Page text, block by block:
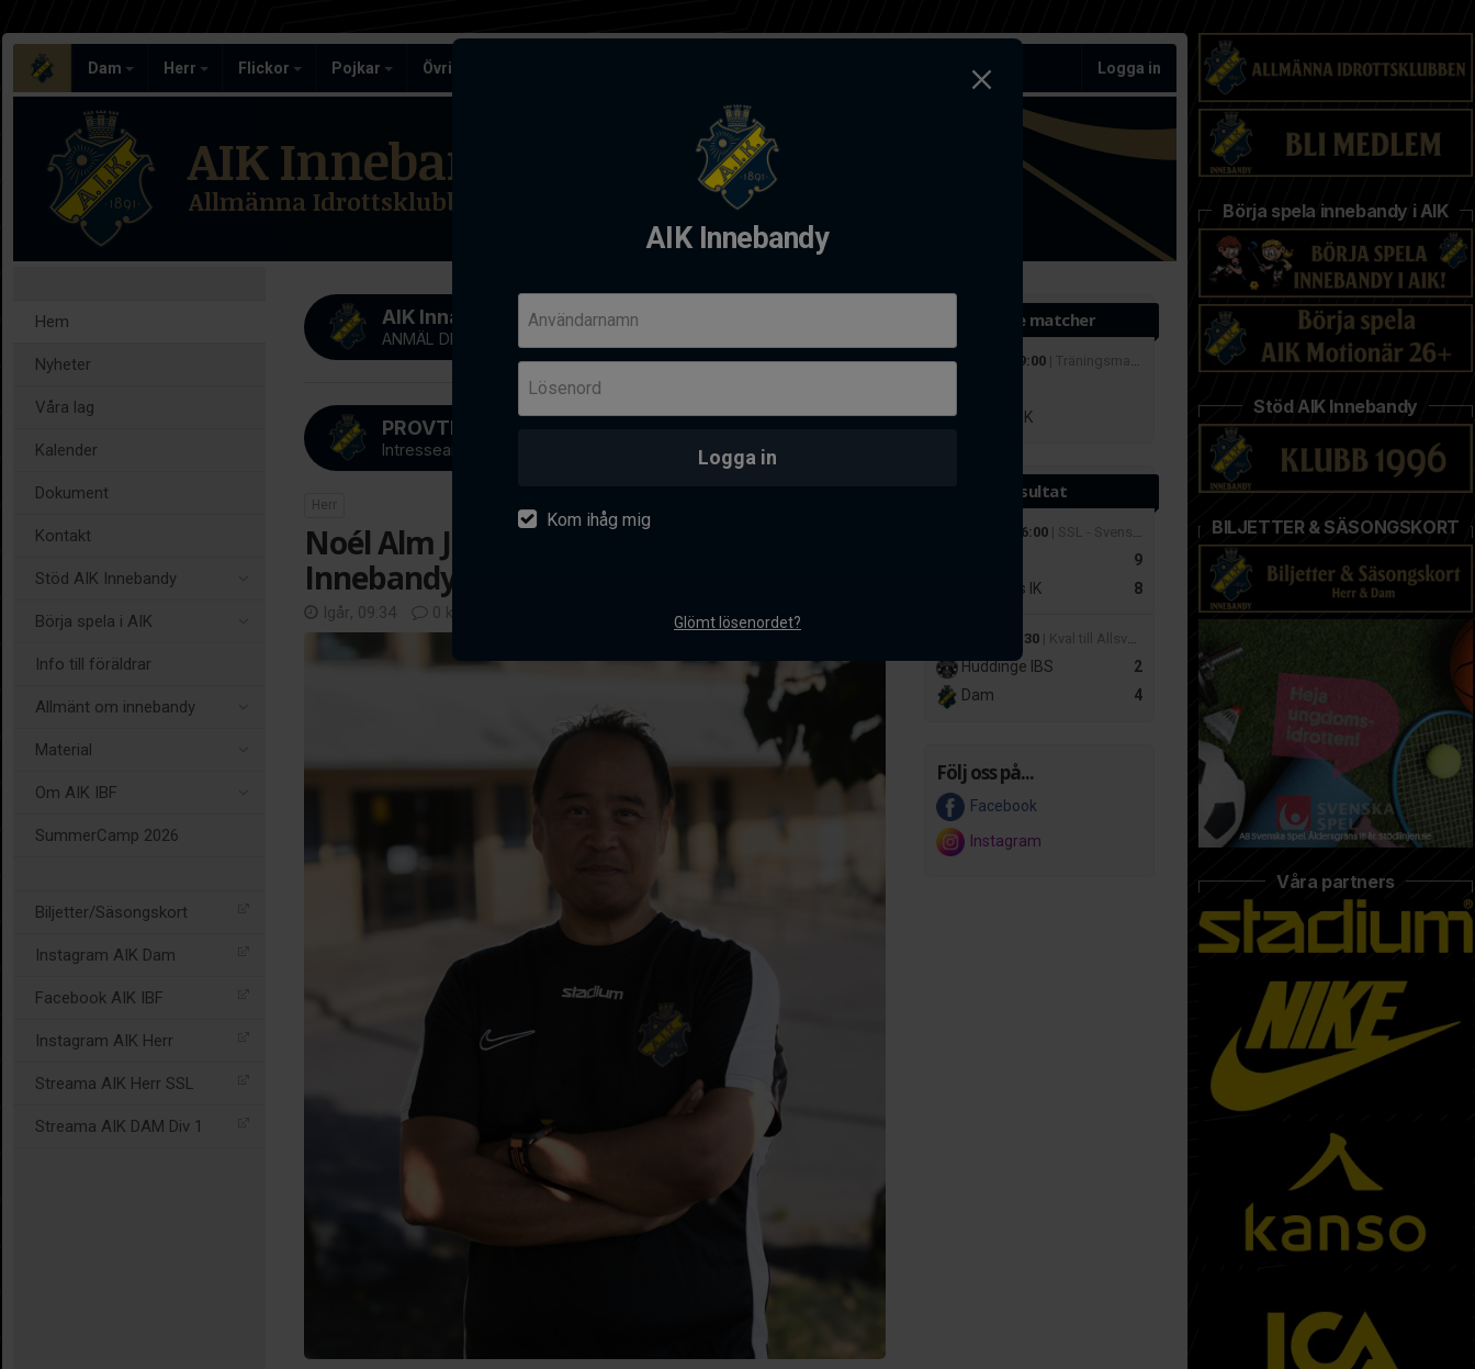
Dam Herr Flickor Pojkar Övriga lag Logga in
AIK Innebandy
Användarnamn
Lösenord
Logga in
Kom ihåg mig
Glömt lösenordet?
AIK Innebandy
Allmänna Idrottsklubben
Hem
Nyheter
Våra lag
Kalender
Dokument
Kontakt
Stöd AIK Innebandy
Börja spela i AIK
Info till föräldrar
Allmänt om innebandy
Material
Om AIK IBF
SummerCamp 2026
Biljetter/Säsongskort
Instagram AIK Dam
Facebook AIK IBF
Instagram AIK Herr
Streama AIK Herr SSL
Streama AIK DAM Div 1
Kommande matcher
Fre 14 aug 19:00 | Träningsmatcher
Skälby IBK
Senaste resultat
Lör 14 mar 16:00 | SSL - Svenska Superligan Herrar
9
8
Hovslätts IK
Ons 8 apr 19:30 | Kval till Allsvenskan Dam – Playoff 2
2
Huddinge IBS
4
Dam
Följ oss på...
Facebook
Instagram
AIK Innabandy Summer camp 2026
ANMÄL DIG NU
Intresseanmälan
Herr
Noél Alm Johansson ansluter till AIK
Innebandys akademiverksamhet
Igår, 09:34 0 kommentarer
Börja spela innebandy i AIK
Stöd AIK Innebandy
BILJETTER & SÄSONGSKORT
Våra partners